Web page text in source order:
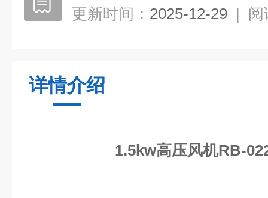
更新时间： 2025-12-29 | 阅
详情介绍
1.5kw高压风机RB-